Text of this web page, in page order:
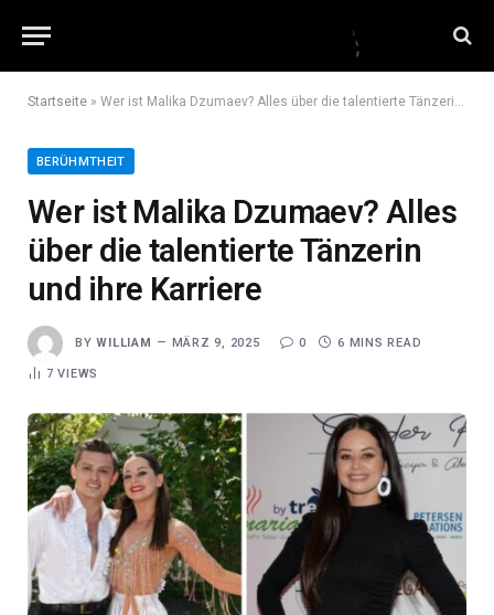
Startseite » Wer ist Malika Dzumaev? Alles über die talentierte Tänzerin und ihre Karriere
BERÜHMTHEIT
Wer ist Malika Dzumaev? Alles
über die talentierte Tänzerin
und ihre Karriere
BY WILLIAM MÄRZ 9, 2025 0 6 MINS READ
7VIEWS